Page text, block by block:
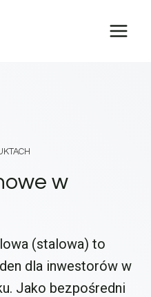
w
(stalowa) to
dla inwestorów w
Jako bezpośredni